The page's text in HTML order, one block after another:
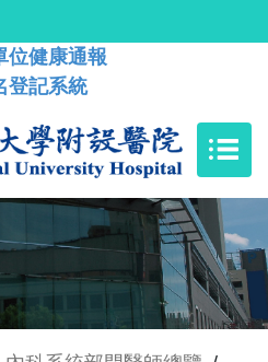
位健康通報
登記系統